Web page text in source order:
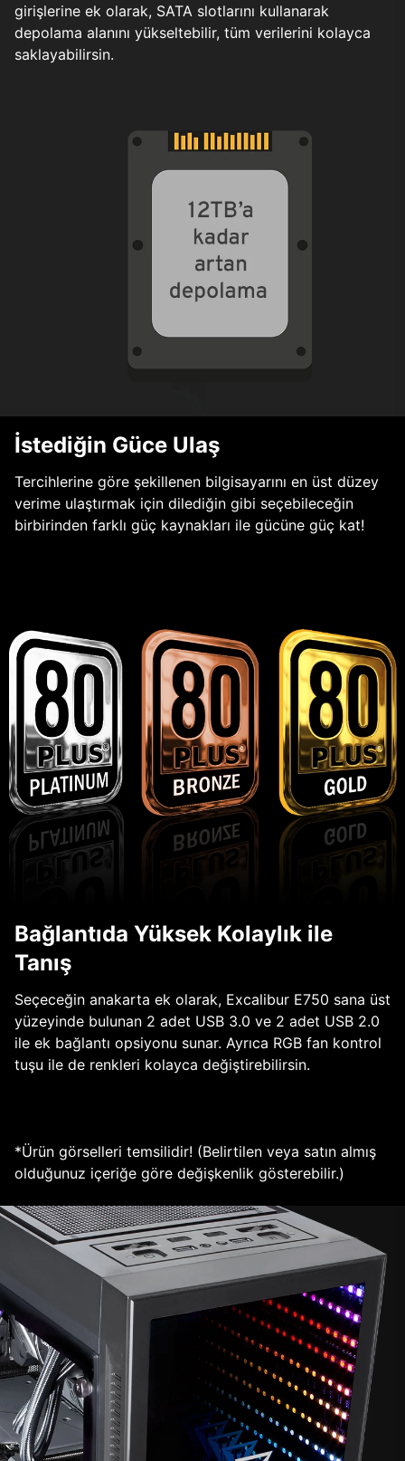
girişlerine ek olarak, SATA slotlarını kullanarak
depolama alanını yükseltebilir, tüm verilerini kolayca
saklayabilirsin.
İstediğin Güce Ulaş
Tercihlerine göre şekillenen bilgisayarını en üst düzey
verime ulaştırmak için dilediğin gibi seçebileceğin
birbirinden farklı güç kaynakları ile gücüne güç kat!
Bağlantıda Yüksek Kolaylık ile
Tanış
Seçeceğin anakarta ek olarak, Excalibur E750 sana üst
yüzeyinde bulunan 2 adet USB 3.0 ve 2 adet USB 2.0
ile ek bağlantı opsiyonu sunar. Ayrıca RGB fan kontrol
tuşu ile de renkleri kolayca değiştirebilirsin.
*Ürün görselleri temsilidir! (Belirtilen veya satın almış
olduğunuz içeriğe göre değişkenlik gösterebilir.)